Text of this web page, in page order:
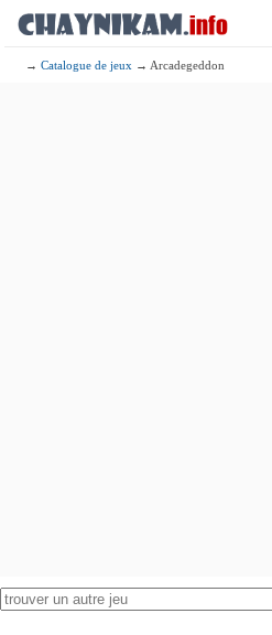
→Catalogue de jeux → Arcadegeddon